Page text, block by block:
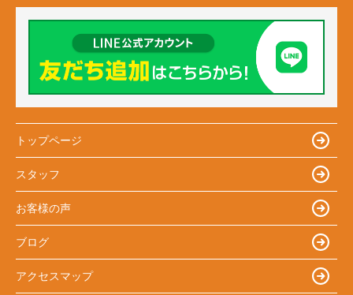
トップページ
スタッフ
お客様の声
ブログ
アクセスマップ